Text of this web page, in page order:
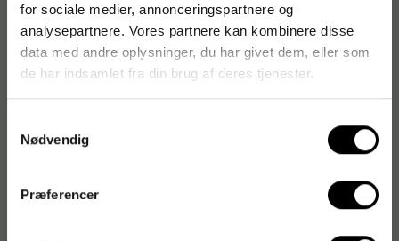
for sociale medier, annonceringspartnere og
analysepartnere. Vores partnere kan kombinere disse
data med andre oplysninger, du har givet dem, eller som
de har indsamlet fra din brug af deres tjenester.
Nødvendig
Præferencer
Produktdatablad
Fødevarecertifikat